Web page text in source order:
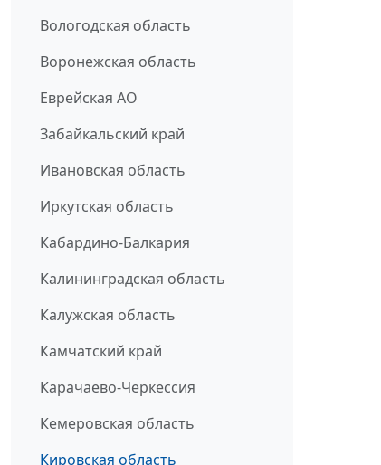
Вологодская область
Воронежская область
Еврейская АО
Забайкальский край
Ивановская область
Иркутская область
Кабардино-Балкария
Калининградская область
Калужская область
Камчатский край
Карачаево-Черкессия
Кемеровская область
Кировская область